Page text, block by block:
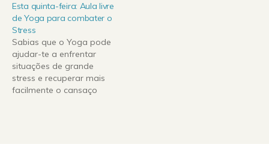
estudante da Faculdade
de Engenharia da
Universidade do Porto
(FEUP), junta-te à equipa
de hospedeiros da
faculdade e colabora na
recepção e orientação
dos novos e futuros
Esta quinta-feira: Aula livre
de Yoga para combater o
Stress
Sabias que o Yoga pode
ajudar-te a enfrentar
situações de grande
stress e recuperar mais
facilmente o cansaço